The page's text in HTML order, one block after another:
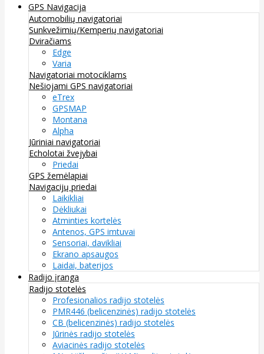
GPS Navigacija
Automobilių navigatoriai
Sunkvežimių/Kemperių navigatoriai
Dviračiams
Edge
Varia
Navigatoriai motociklams
Nešiojami GPS navigatoriai
eTrex
GPSMAP
Montana
Alpha
Jūriniai navigatoriai
Echolotai žvejybai
Priedai
GPS žemėlapiai
Navigacijų priedai
Laikikliai
Dėkliukai
Atminties kortelės
Antenos, GPS imtuvai
Sensoriai, davikliai
Ekrano apsaugos
Laidai, baterijos
Radijo įranga
Radijo stotelės
Profesionalios radijo stotelės
PMR446 (belicenzinės) radijo stotelės
CB (belicenzinės) radijo stotelės
Jūrinės radijo stotelės
Aviacinės radijo stotelės